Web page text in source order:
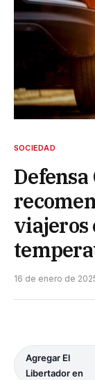
SOCIEDAD
viajeros
16 de enero de
Agregar El
Libertador en